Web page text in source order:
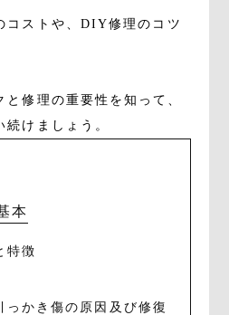
コストや、DIY修理のコツ
修理の重要性を知って、
けましょう。
本
特徴
っかき傷の原因及び修復